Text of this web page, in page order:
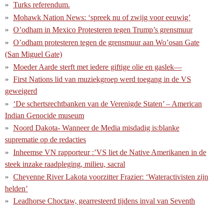
Turks referendum.
Mohawk Nation News: ‘spreek nu of zwijg voor eeuwig’
O’odham in Mexico Protesteren tegen Trump’s grensmuur
O’odham protesteren tegen de grensmuur aan Wo’osan Gate
(San Miguel Gate)
Moeder Aarde sterft met iedere giftige olie en gaslek—
First Nations lid van muziekgroep werd toegang in de VS
geweigerd
‘De schertsrechtbanken van de Verenigde Staten’ – American
Indian Genocide museum
Noord Dakota- Wanneer de Media misdadig is:blanke
suprematie op de redacties
Inheemse VN rapporteur :’VS liet de Native Amerikanen in de
steek inzake raadpleging, milieu, sacral
Cheyenne River Lakota voorzitter Frazier: ‘Wateractivisten zijn
helden’
Leadhorse Choctaw, gearresteerd tijdens inval van Seventh